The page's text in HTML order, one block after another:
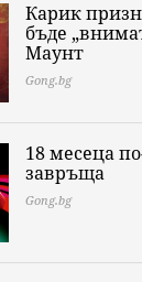
Карик
бъде
Маунт
Gong.bg
18 месеца
завръща
Gong.bg